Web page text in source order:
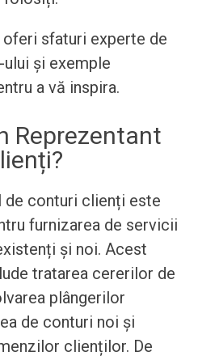
oferi sfaturi experte de
și exemple
a vă inspira.
Reprezentant
de conturi clienți este
furnizarea de servicii
și noi. Acest
tratarea cererilor de
plângerilor
de conturi noi și
clienților. De